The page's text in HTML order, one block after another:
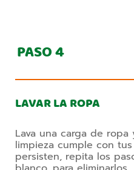
PASO4
LAVAR LA ROPA
Lava una carga de
limpieza cumple con
persisten, repita los